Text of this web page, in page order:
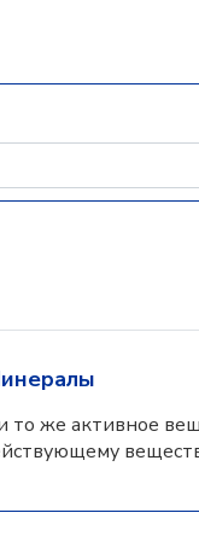
же активное